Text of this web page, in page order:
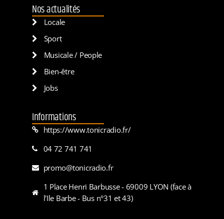
Nos actualités
Locale
Sport
Musicale / People
Bien-être
Jobs
Informations
https://www.tonicradio.fr/
04 72 741 741
promo@tonicradio.fr
1 Place Henri Barbusse - 69009 LYON (face à
l'Ile Barbe - Bus n°31 et 43)